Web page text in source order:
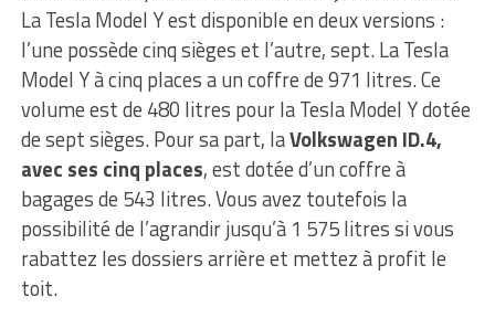
La Tesla Model Y est disponible en deux versions :
l’une possède cinq sièges et l’autre, sept. La Tesla
Model Y à cinq places a un coffre de 971 litres. Ce
volume est de 480 litres pour la Tesla Model Y dotée
de sept sièges. Pour sa part, laVolkswagen ID.4,
avec ses cinq places, est dotée d’un coffre à
bagages de 543 litres. Vous avez toutefois la
possibilité de l’agrandir jusqu’à 1 575 litres si vous
rabattez les dossiers arrière et mettez à profit le
toit.